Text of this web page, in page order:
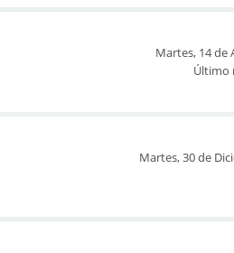
Martes, 14 de
Último
Martes, 30 de